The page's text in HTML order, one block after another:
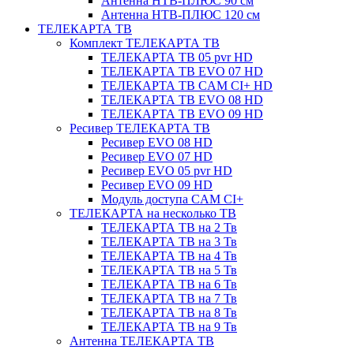
Антенна НТВ-ПЛЮС 120 см
ТЕЛЕКАРТА ТВ
Комплект ТЕЛЕКАРТА ТВ
ТЕЛЕКАРТА ТВ 05 pvr HD
ТЕЛЕКАРТА ТВ EVO 07 HD
ТЕЛЕКАРТА ТВ CAM CI+ HD
ТЕЛЕКАРТА ТВ EVO 08 HD
ТЕЛЕКАРТА ТВ EVO 09 HD
Ресивер ТЕЛЕКАРТА ТВ
Ресивер EVO 08 HD
Ресивер EVO 07 HD
Ресивер EVO 05 pvr HD
Ресивер EVO 09 HD
Модуль доступа CAM CI+
ТЕЛЕКАРТА на несколько ТВ
ТЕЛЕКАРТА ТВ на 2 Тв
ТЕЛЕКАРТА ТВ на 3 Тв
ТЕЛЕКАРТА ТВ на 4 Тв
ТЕЛЕКАРТА ТВ на 5 Тв
ТЕЛЕКАРТА ТВ на 6 Тв
ТЕЛЕКАРТА ТВ на 7 Тв
ТЕЛЕКАРТА ТВ на 8 Тв
ТЕЛЕКАРТА ТВ на 9 Тв
Антенна ТЕЛЕКАРТА ТВ